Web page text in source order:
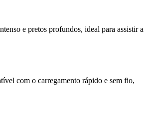
e pretos profundos, ideal para assistir a
com o carregamento rápido e sem fio,